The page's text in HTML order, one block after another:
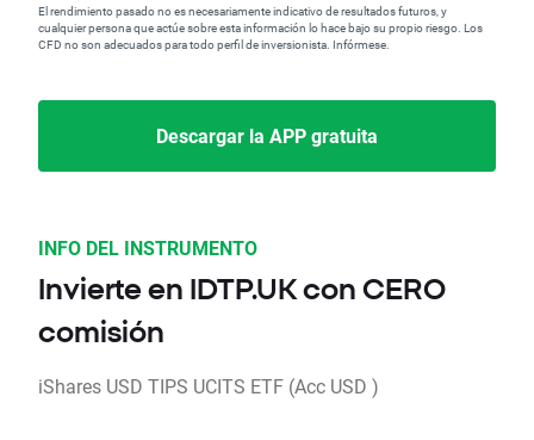
El rendimiento pasado no es necesariamente indicativo de resultados futuros, y
cualquier persona que actúe sobre esta información lo hace bajo su propio riesgo. Los
CFD no son adecuados para todo perfil de inversionista. Infórmese.
Descargar la APP gratuita
INFO DEL INSTRUMENTO
Invierte en IDTP.UK con CERO
comisión
iShares USD TIPS UCITS ETF (Acc USD )